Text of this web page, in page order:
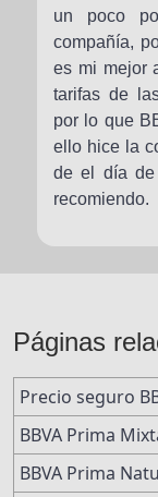
un poco
compañía,
es mi mejor
tarifas de
por lo que
ello hice la
de el día
recomiendo.
Páginas
Precio seguro
BBVA Prima
BBVA Prima